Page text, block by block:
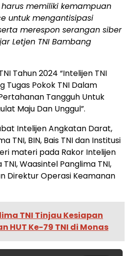
memiliki kemampuan
untuk mengantisipasi
merespon serangan siber
Letjen TNI Bambang
Tahun 2024 “Intelijen TNI
Tugas Pokok TNI Dalam
Tangguh Untuk
Maju Dan Unggul”.
Intelijen Angkatan Darat,
TNI, BIN, Bais TNI dan Institusi
materi pada Rakor Intelijen
Waasintel Panglima TNI,
Direktur Operasi Keamanan
TNI Tinjau Kesiapan
HUT Ke-79 TNI di Monas